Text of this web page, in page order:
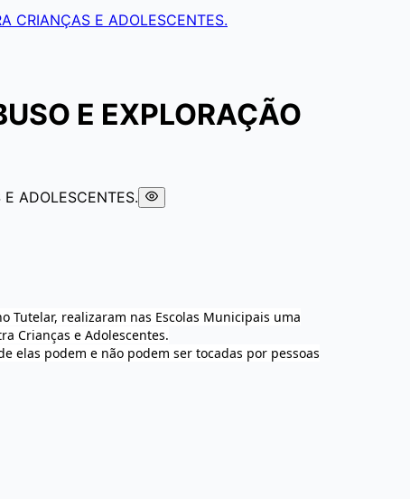
CRIANÇAS E ADOLESCENTES.
E EXPLORAÇÃO
Tutelar, realizaram nas Escolas Municipais uma
Crianças e Adolescentes.
elas podem e não podem ser tocadas por pessoas